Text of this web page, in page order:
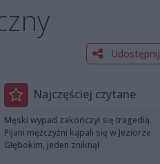
Udostępnij
Najczęściej czytane
Męski wypad zakończył się tragedią.
Pijani mężczyźni kąpali się w Jeziorze
Głębokim, jeden zniknął